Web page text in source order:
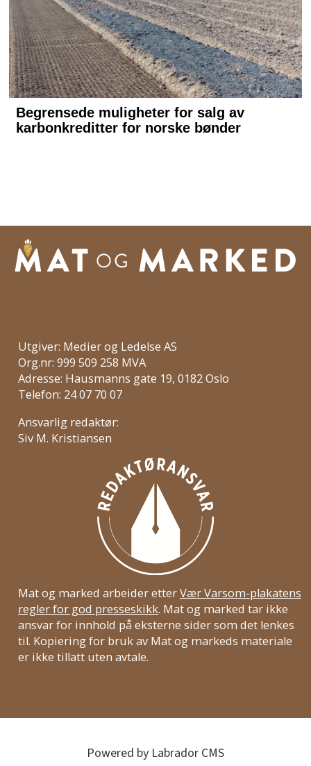
Utgiver: Medier og Ledelse AS
Org.nr: 999 509 258 MVA
Adresse: Hausmanns gate 19, 0182 Oslo
Telefon: 24 07 70 07
Ansvarlig redaktør:
Siv M. Kristiansen
Mat og marked arbeider etterVær Varsom-plakatens
regler for god presseskikk. Mat og marked tar ikke
ansvar for innhold på eksterne sider som det lenkes
til. Kopiering for bruk av Mat og markeds materiale
er ikke tillatt uten avtale.
Powered by Labrador CMS